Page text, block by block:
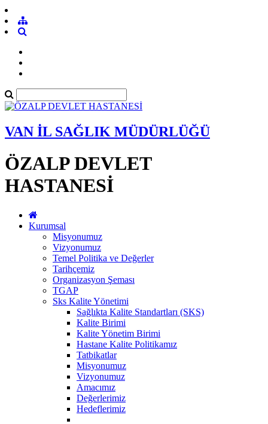
VAN İL SAĞLIK MÜDÜRLÜĞÜ
ÖZALP DEVLET
HASTANESİ
Kurumsal
Misyonumuz
Vizyonumuz
Temel Politika ve Değerler
Tarihçemiz
Organizasyon Şeması
TGAP
Sks Kalite Yönetimi
Sağlıkta Kalite Standartları (SKS)
Kalite Birimi
Kalite Yönetim Birimi
Hastane Kalite Politikamız
Tatbikatlar
Misyonumuz
Vizyonumuz
Amacımız
Değerlerimiz
Hedeflerimiz